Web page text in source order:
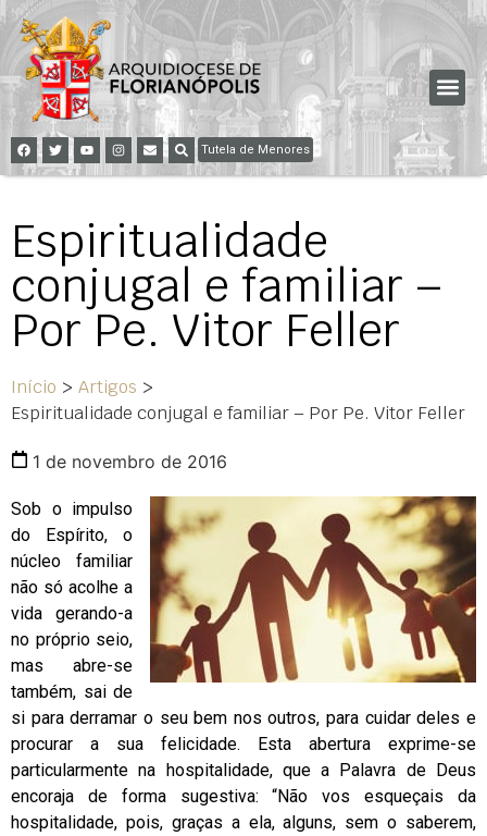
Tutela de Menores
Espiritualidade
conjugal e familiar –
Por Pe. Vitor Feller
Início > Artigos >
Espiritualidade conjugal e familiar – Por Pe. Vitor Feller
1 de novembro de 2016
Sob o impulso
do Espírito, o
núcleo familiar
não só acolhe a
vida gerando-a
no próprio seio,
mas abre-se
também, sai de
si para derramar o seu bem nos outros, para cuidar deles e
procurar a sua felicidade. Esta abertura exprime-se
particularmente na hospitalidade, que a Palavra de Deus
encoraja de forma sugestiva: “Não vos esqueçais da
hospitalidade, pois, graças a ela, alguns, sem o saberem,